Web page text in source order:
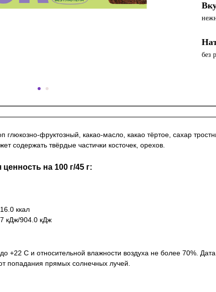
без
фруктозный, какао-масло, какао тёртое, сахар
содержать твёрдые частички косточек, орехов.
на 100 г/45 г:
ккал
кДж/904.0 кДж
+22 С и относительной влажности воздуха не более 70%.
попадания прямых солнечных лучей.